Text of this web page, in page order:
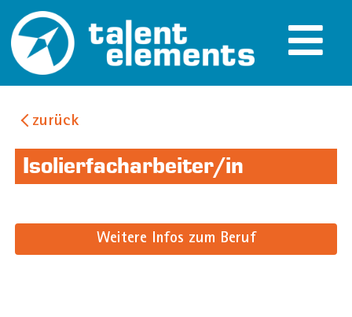
zurück
Isolierfacharbeiter/in
Weitere Infos zum Beruf